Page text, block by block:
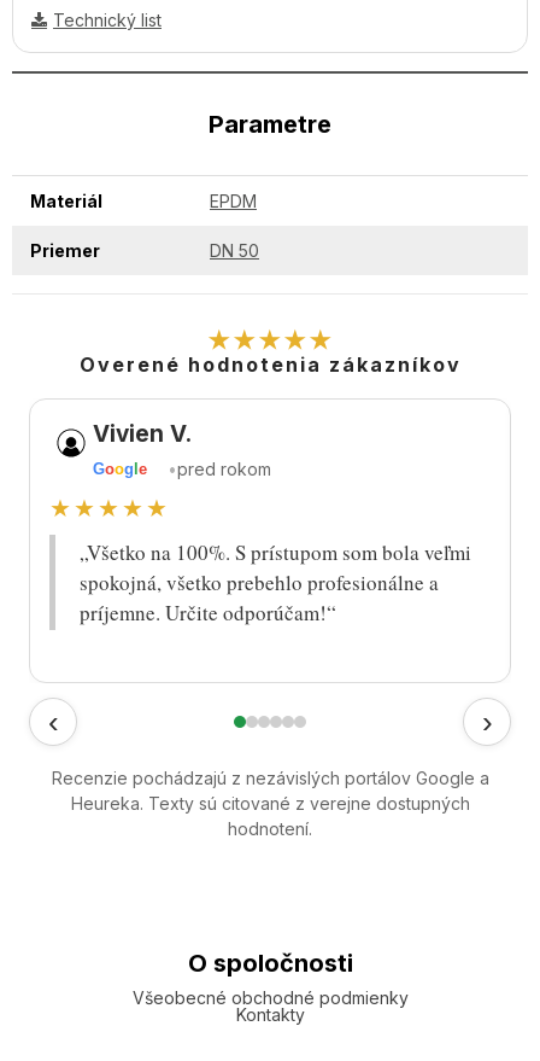
Technický list
Parametre
Materiál EPDM
Priemer DN 50
★★★★★
Overené hodnotenia zákazníkov
‹
Vivien V.
Goog le •pred rokom
★★★★★
„Všetko na 100%. S prístupom som bola veľmi
spokojná, všetko prebehlo profesionálne a
príjemne. Určite odporúčam!“
›
Recenzie pochádzajú z nezávislých portálov Google a
Heureka. Texty sú citované z verejne dostupných
hodnotení.
O spoločnosti
Všeobecné obchodné podmienky
Kontakty